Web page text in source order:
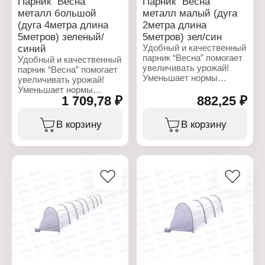
металл большой
(дуга 4метра длина
5метров) зеленый/
синий
Удобный и качественный
парник “Весна” помогает
увеличивать урожай!
Уменьшает нормы
полива. Создает
благоприятный климат.
Продлевает период
вегетации. Защищает от
Металлические ПВХ
Характеристики:
Производитель: ТПК
1 709,78 ₽
В корзину
металл малый (дуга
2метра длина
5метров) зел/син
Удобный и качественный
парник “Весна” помогает
увеличивать урожай!
Уменьшает нормы
благоприятный климат.
Продлевает период
вегетации. Защищает от
сильных осадков, от
насекомых и
вредителей.
Металлические ПВХ
дуги. Длина парника 5
Характеристики:
Производитель: ТПК
Весна
882,25 ₽
В корзину